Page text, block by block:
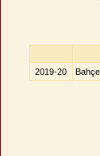
2019-20